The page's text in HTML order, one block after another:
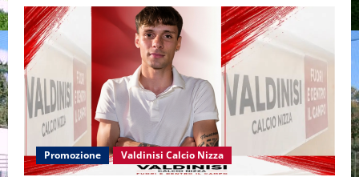
Promozione Valdinisi Calcio Nizza